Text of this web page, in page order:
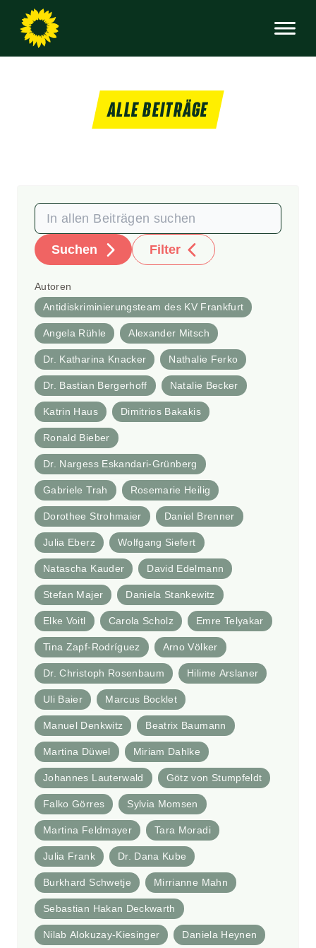
ALLE BEITRÄGE
Suchen Filter
Autoren
Antidiskriminierungsteam des KV Frankfurt
Angela Rühle Alexander Mitsch
Dr. Katharina Knacker Nathalie Ferko
Dr. Bastian Bergerhoff Natalie Becker
Katrin Haus Dimitrios Bakakis
Ronald Bieber
Dr. Nargess Eskandari-Grünberg
Gabriele Trah Rosemarie Heilig
Dorothee Strohmaier Daniel Brenner
Julia Eberz Wolfgang Siefert
Natascha Kauder David Edelmann
Stefan Majer Daniela Stankewitz
Elke Voitl Carola Scholz Emre Telyakar
Tina Zapf-Rodríguez Arno Völker
Dr. Christoph Rosenbaum Hilime Arslaner
Uli Baier Marcus Bocklet
Manuel Denkwitz Beatrix Baumann
Martina Düwel Miriam Dahlke
Johannes Lauterwald Götz von Stumpfeldt
Falko Görres Sylvia Momsen
Martina Feldmayer Tara Moradi
Julia Frank Dr. Dana Kube
Burkhard Schwetje Mirrianne Mahn
Sebastian Hakan Deckwarth
Nilab Alokuzay-Kiesinger Daniela Heynen